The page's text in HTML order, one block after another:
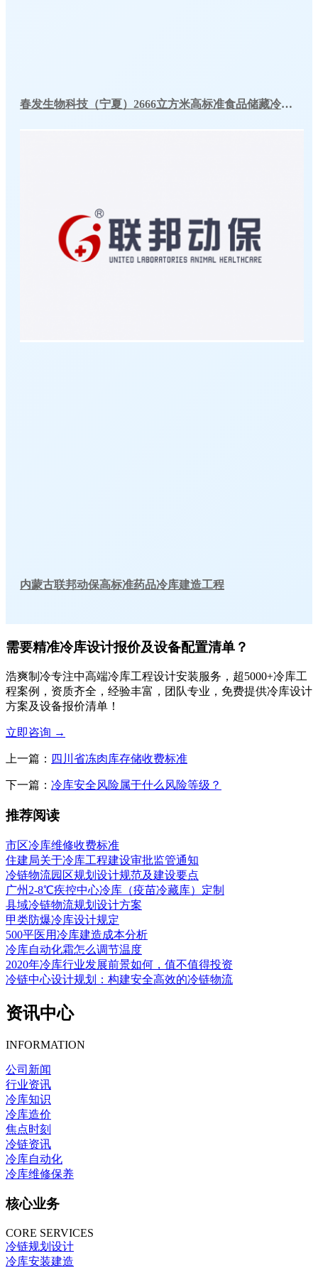
春发生物科技（宁夏）2666立方米高标准食品储藏冷库工程案例
内蒙古联邦动保高标准药品冷库建造工程
需要精准冷库设计报价及设备配置清单？
浩爽制冷专注中高端冷库工程设计安装服务，超5000+冷库工
程案例，资质齐全，经验丰富，团队专业，免费提供冷库设计
方案及设备报价清单！
立即咨询 →
上一篇： 四川省冻肉库存储收费标准
下一篇： 冷库安全风险属于什么风险等级？
推荐阅读
市区冷库维修收费标准
住建局关于冷库工程建设审批监管通知
冷链物流园区规划设计规范及建设要点
广州2-8℃疾控中心冷库（疫苗冷藏库）定制
县域冷链物流规划设计方案
甲类防爆冷库设计规定
500平医用冷库建造成本分析
冷库自动化霜怎么调节温度
2020年冷库行业发展前景如何，值不值得投资
冷链中心设计规划：构建安全高效的冷链物流
资讯中心
INFORMATION
公司新闻
行业资讯
冷库知识
冷库造价
焦点时刻
冷链资讯
冷库自动化
冷库维修保养
核心业务
CORE SERVICES
冷链规划设计
冷库安装建造